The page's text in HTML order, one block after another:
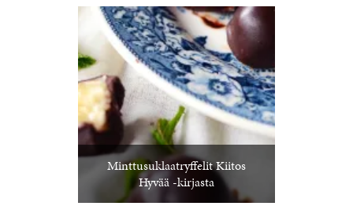
Minttusuklaatryffelit Kiitos
Hyvää -kirjasta